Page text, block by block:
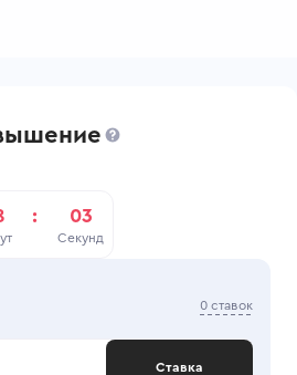
: 02
Секунд
0 ставок
Ставка